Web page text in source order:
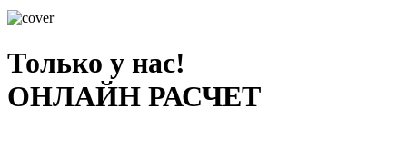
Только у нас!
ОНЛАЙН РАСЧЕТ